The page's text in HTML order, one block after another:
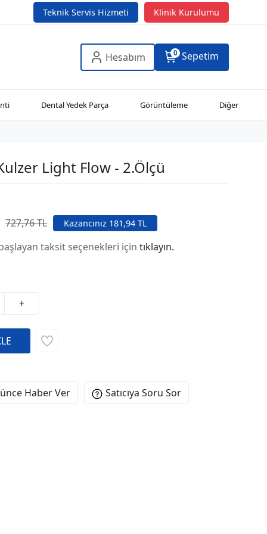
Teknik Servis Hizmeti Klinik Kurulumu
Hesabım 0 Sepetim
Dental Yedek Parça Görüntüleme Diğer
Light Flow - 2.Ölçü
727,76 TL Kazancınız 181,94 TL
taksit seçenekleri içintıklayın.
+
Haber Ver Satıcıya Soru Sor